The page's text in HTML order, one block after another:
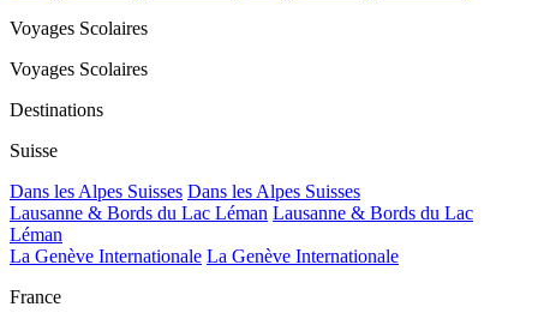
Voyages Scolaires
Voyages Scolaires
Destinations
Suisse
Dans les Alpes Suisses Dans les Alpes Suisses
Lausanne & Bords du Lac Léman Lausanne & Bords du Lac
Léman
La Genève Internationale La Genève Internationale
France